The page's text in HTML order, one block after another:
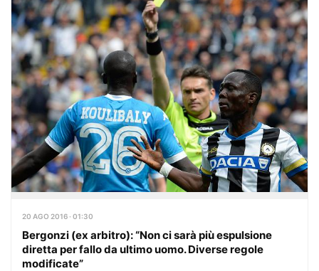
20 AGO 2016 · 01:30
Bergonzi (ex arbitro): “Non ci sarà più espulsione
diretta per fallo da ultimo uomo. Diverse regole
modificate”